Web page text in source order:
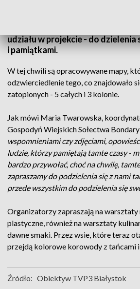
udziału w projekcie - do dzielenia
i pamiątkami.
W tej chwili są opracowywane mapy,
odzwierciedlenie tego, co znajdowało
zatopionych - 5 całych i 3 kolonie.
Jak mówi Maria Twarowska,
Gospodyń Wiejskich Sołectwa
wspomnieniami czy zdjęciami,
ludzie, którzy pamiętają tamte czasy -
bardzo przywołać, choć na chwilę,
zapraszamy do podzielenia się z nami
przede wszystkim do podzielenia się
Organizatorzy zapraszają na warsztaty
plastyczne, również na warsztaty
dawne smaki. Przez wsie, które teraz
przejdą kolorowe korowody z tańcami i
Źródło: Obiektyw TVP3 Białystok